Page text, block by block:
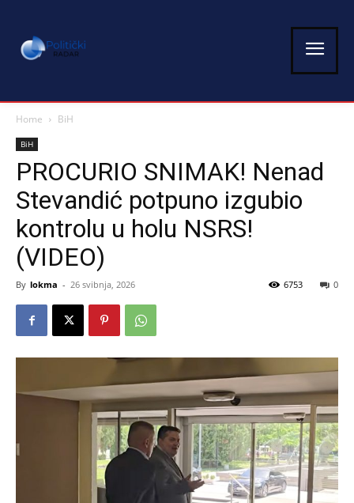
Home BiH
BiH
PROCURIO SNIMAK! Nenad
Stevandić potpuno izgubio
kontrolu u holu NSRS!
(VIDEO)
By lokma - 26 svibnja, 2026 0
6753